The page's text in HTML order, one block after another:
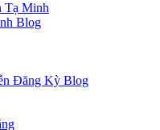
Tạ Minh
Blog
Đăng Kỳ Blog